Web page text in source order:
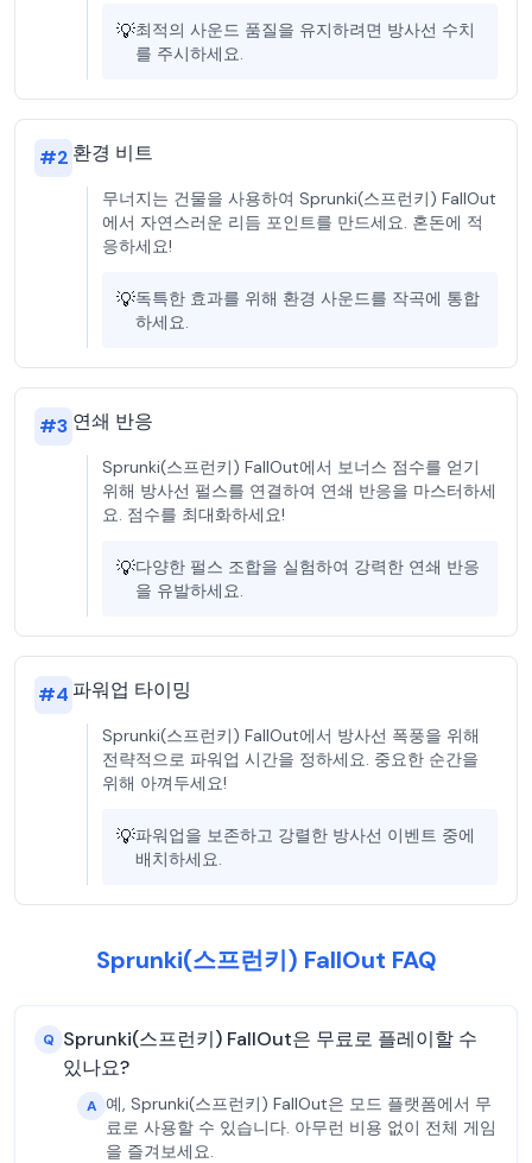
💡최적의 사운드 품질을 유지하려면 방사선 수치
를 주시하세요.
#2 환경 비트
무너지는 건물을 사용하여 Sprunki(스프런키) FallOut
에서 자연스러운 리듬 포인트를 만드세요. 혼돈에 적
응하세요!
💡독특한 효과를 위해 환경 사운드를 작곡에 통합
하세요.
#3 연쇄 반응
Sprunki(스프런키) FallOut에서 보너스 점수를 얻기
위해 방사선 펄스를 연결하여 연쇄 반응을 마스터하세
요. 점수를 최대화하세요!
💡다양한 펄스 조합을 실험하여 강력한 연쇄 반응
을 유발하세요.
#4 파워업 타이밍
Sprunki(스프런키) FallOut에서 방사선 폭풍을 위해
전략적으로 파워업 시간을 정하세요. 중요한 순간을
위해 아껴두세요!
💡파워업을 보존하고 강렬한 방사선 이벤트 중에
배치하세요.
Sprunki(스프런키) FallOut FAQ
Q Sprunki(스프런키) FallOut은 무료로 플레이할 수
있나요?
A 예, Sprunki(스프런키) FallOut은 모드 플랫폼에서 무
료로 사용할 수 있습니다. 아무런 비용 없이 전체 게임
을 즐겨보세요.